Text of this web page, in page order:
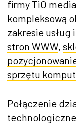
firmy TiO
kompleksową
zakresie usług
stron WWW,
sprzętu
Połączenie